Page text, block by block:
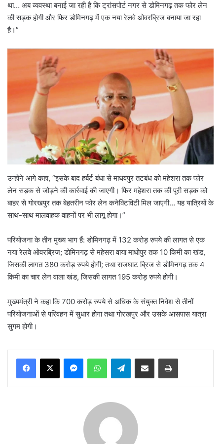
था… अब व्यवस्था बनाई जा रही है कि ट्रांसपोर्ट नगर से डोमिनगढ़ तक फोर लेन
की सड़क होगी और फिर डोमिनगढ़ में एक नया रेलवे ओवरब्रिज बनाया जा रहा
है।”
उन्होंने आगे कहा, “इसके बाद हर्बर्ट बंधा से माधवपुर तटबंध को महेशरा तक फोर
लेन सड़क से जोड़ने की कार्रवाई की जाएगी। फिर महेशरा तक की पूरी सड़क को
बाहर से गोरखपुर तक बेहतरीन फोर लेन कनेक्टिविटी मिल जाएगी… यह यात्रियों के
साथ-साथ मालवाहक वाहनों पर भी लागू होगा।”
परियोजना के तीन मुख्य भाग हैं: डोमिनगढ़ में 132 करोड़ रुपये की लागत से एक
नया रेलवे ओवरब्रिज; डोमिनगढ़ से महेसरा वाया माधोपुर तक 10 किमी का खंड,
जिसकी लागत 380 करोड़ रुपये होगी; तथा राजघाट ब्रिज से डोमिनगढ़ तक 4
किमी का चार लेन वाला खंड, जिसकी लागत 195 करोड़ रुपये होगी।
मुख्यमंत्री ने कहा कि 700 करोड़ रुपये से अधिक के संयुक्त निवेश से तीनों
परियोजनाओं से परिवहन में सुधार होगा तथा गोरखपुर और उसके आसपास यात्रा
सुगम होगी।
MessengerWhatsAppTelegramShare via Email Print